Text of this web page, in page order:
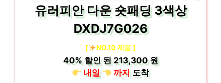
유러피안 다운 숏패딩 3색상
DXDJ7G026
[ NO.10 제품 ]
40%할인 된213,300 원
내일
까지도착